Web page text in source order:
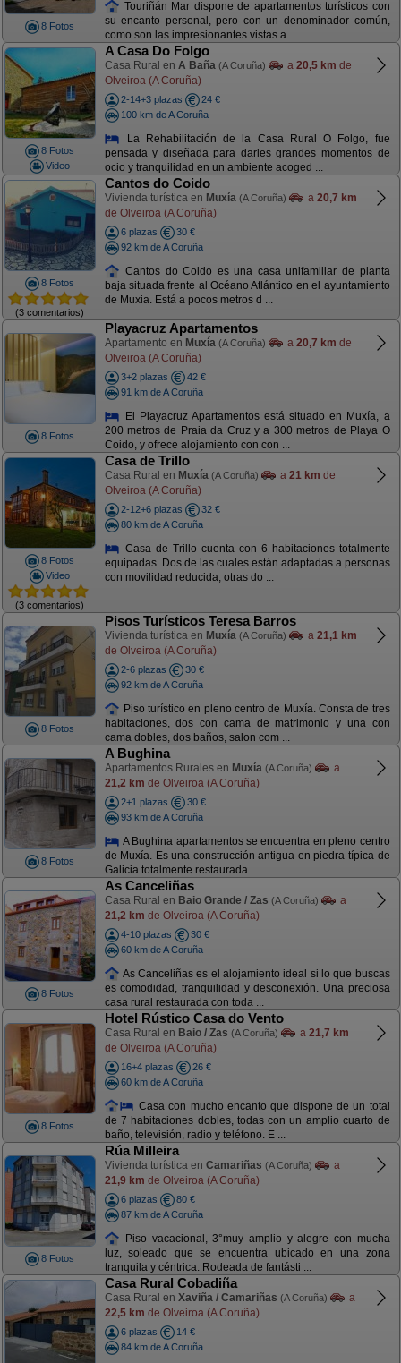
8 Fotos
Touriñán Mar dispone de apartamentos turísticos con
su encanto personal, pero con un denominador común,
como son las impresionantes vistas a ...
8 Fotos
Video
A Casa Do Folgo
Casa Rural en A Baña (A Coruña) a 20,5 km de
Olveiroa (A Coruña)
2-14+3 plazas
24 €
100 km de A Coruña
La Rehabilitación de la Casa Rural O Folgo, fue
pensada y diseñada para darles grandes momentos de
ocio y tranquilidad en un ambiente acoged ...
8 Fotos
(3 comentarios)
Cantos do Coido
Vivienda turística en Muxía (A Coruña) a 20,7 km
de Olveiroa (A Coruña)
6 plazas
30 €
92 km de A Coruña
Cantos do Coido es una casa unifamiliar de planta
baja situada frente al Océano Atlántico en el ayuntamiento
de Muxia. Está a pocos metros d ...
8 Fotos
Playacruz Apartamentos
Apartamento en Muxía (A Coruña) a 20,7 km de
Olveiroa (A Coruña)
3+2 plazas
42 €
91 km de A Coruña
El Playacruz Apartamentos está situado en Muxía, a
200 metros de Praia da Cruz y a 300 metros de Playa O
Coido, y ofrece alojamiento con con ...
8 Fotos
Video
(3 comentarios)
Casa de Trillo
Casa Rural en Muxía (A Coruña) a 21 km de
Olveiroa (A Coruña)
2-12+6 plazas
32 €
80 km de A Coruña
Casa de Trillo cuenta con 6 habitaciones totalmente
equipadas. Dos de las cuales están adaptadas a personas
con movilidad reducida, otras do ...
8 Fotos
Pisos Turísticos Teresa Barros
Vivienda turística en Muxía (A Coruña) a 21,1 km
de Olveiroa (A Coruña)
2-6 plazas
30 €
92 km de A Coruña
Piso turístico en pleno centro de Muxía. Consta de tres
habitaciones, dos con cama de matrimonio y una con
cama dobles, dos baños, salon com ...
8 Fotos
A Bughina
Apartamentos Rurales en Muxía (A Coruña)
a
21,2 km de Olveiroa (A Coruña)
2+1 plazas
30 €
93 km de A Coruña
A Bughina apartamentos se encuentra en pleno centro
de Muxía. Es una construcción antigua en piedra típica de
Galicia totalmente restaurada. ...
8 Fotos
As Canceliñas
Casa Rural en Baio Grande / Zas (A Coruña)
a
21,2 km de Olveiroa (A Coruña)
4-10 plazas
30 €
60 km de A Coruña
As Canceliñas es el alojamiento ideal si lo que buscas
es comodidad, tranquilidad y desconexión. Una preciosa
casa rural restaurada con toda ...
8 Fotos
Hotel Rústico Casa do Vento
Casa Rural en Baio / Zas (A Coruña) a 21,7 km
de Olveiroa (A Coruña)
16+4 plazas
26 €
60 km de A Coruña
Casa con mucho encanto que dispone de un total
de 7 habitaciones dobles, todas con un amplio cuarto de
baño, televisión, radio y teléfono. E ...
8 Fotos
Rúa Milleira
Vivienda turística en Camariñas (A Coruña)
a
21,9 km de Olveiroa (A Coruña)
6 plazas
80 €
87 km de A Coruña
Piso vacacional, 3°muy amplio y alegre con mucha
luz, soleado que se encuentra ubicado en una zona
tranquila y céntrica. Rodeada de fantásti ...
Casa Rural Cobadiña
Casa Rural en Xaviña / Camariñas (A Coruña)
a
22,5 km de Olveiroa (A Coruña)
6 plazas
14 €
84 km de A Coruña